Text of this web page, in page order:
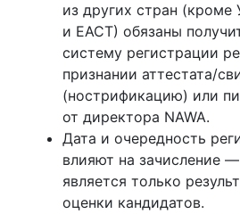
из других стран
и ЕАСТ) обязаны
систему регистрации
признании аттестата/
(нострификацию) или
от директора NAWA.
Дата и очередность
влияют на зачисление
является только
оценки кандидатов.